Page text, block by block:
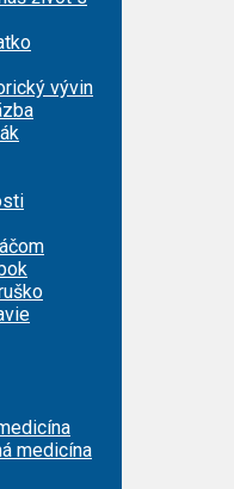
vývin
medicína